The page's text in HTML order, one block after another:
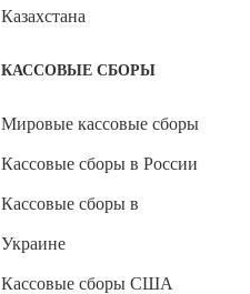
Казахстана
КАССОВЫЕ СБОРЫ
Мировые кассовые сборы
Кассовые сборы в России
Кассовые сборы в
Украине
Кассовые сборы США